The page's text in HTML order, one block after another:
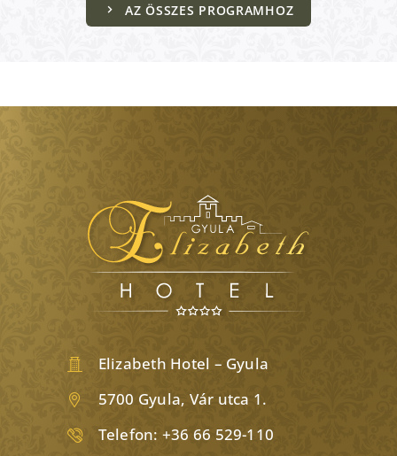
AZ ÖSSZES PROGRAMHOZ
Elizabeth Hotel – Gyula
5700 Gyula, Vár utca 1.
Telefon: +36 66 529-110